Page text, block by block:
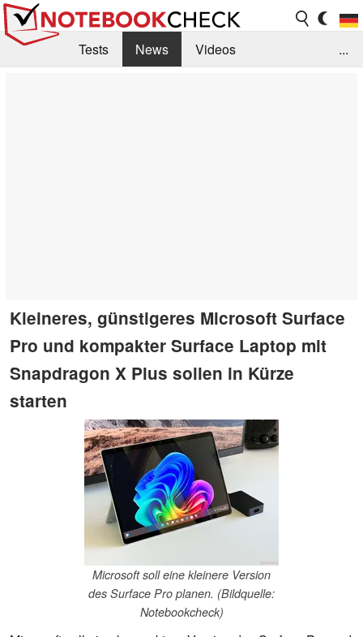
Tests News
Videos
...
Kleineres, günstigeres Microsoft Surface
Pro und kompakter Surface Laptop mit
Snapdragon X Plus sollen in Kürze
starten
Microsoft soll eine kleinere Version
des Surface Pro planen. (Bildquelle:
Notebookcheck)